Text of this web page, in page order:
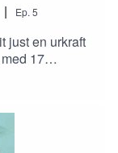
| Ep. 5
just en urkraft
17
för
Urkraft.